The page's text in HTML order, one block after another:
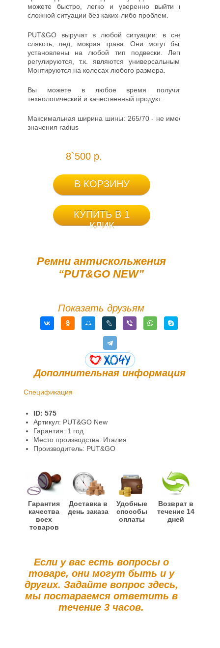
Ремни антискольжения
“PUT&GO NEW”
можете быстро, легко и уверенно выйти из
сложной ситуации без каких-либо проблем.
PUT&GO выручат в любой ситуации: в снег,
слякоть, лед, мокрая трава. Они могут быть
установлены на любой тип подвески. Легко
регулируются, т.к. являются универсальными.
Монтируются на колесах любого размера.
Вы можете в любое время получить
технологический и качественный продукт.
Максимальная ширина шины: 265/70 - не имеет
значения radius
8`500 р.
В КОРЗИНУ
КУПИТЬ В 1
КЛИК
Показать друзьям
Дополнительная информация
Спецификация
Гарантии и возврат
Информация
ID: 575
Артикул: PUT&GO New
Гарантия: 1 год
Место производства: Италия
Производитель: PUT&GO
Гарантия
качества
всех
товаров
Доставка в
день заказа
Удобные
способы
оплаты
Возврат в
течение 14
дней
Если у вас есть вопросы о
товаре, они могут быть и у
других. Задайте вопрос здесь,
мы постараемся ответить в
течение 3 часов.